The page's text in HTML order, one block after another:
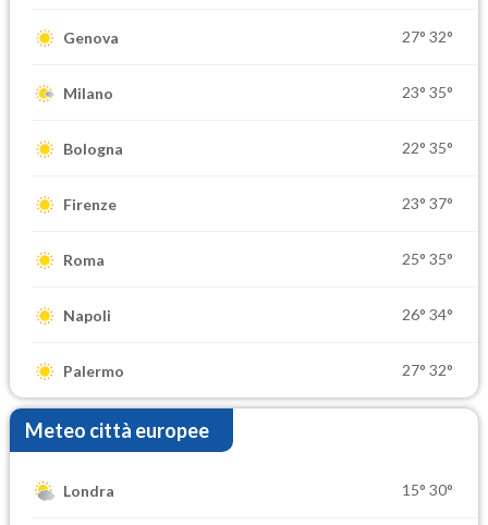
Genova 27° 32°
Milano 23° 35°
Bologna 22° 35°
Firenze 23° 37°
Roma 25° 35°
Napoli 26° 34°
Palermo 27° 32°
Meteo città europee
Londra 15° 30°